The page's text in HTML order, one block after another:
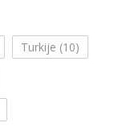
Turkije (10)